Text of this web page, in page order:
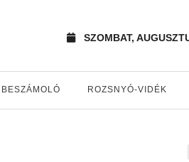
SZOMBAT,
BESZÁMOLÓ ROZSNYÓ-VIDÉK